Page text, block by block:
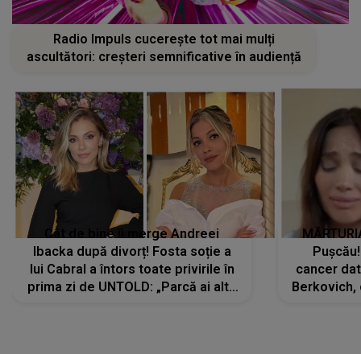
Radio Impuls cucerește tot mai mulți
ascultători: creșteri semnificative în audiență
Cât de bine îi merge Andreei
Ibacka după divorț! Fosta soție a
lui Cabral a întors toate privirile în
prima zi de UNTOLD: „Parcă ai altă
cancer